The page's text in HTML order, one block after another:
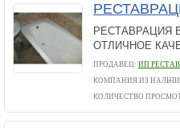
РЕСТАВРАЦИЯ
ОТЛИЧНОЕ
ПРОДАВЕЦ: ИП
КОМПАНИЯ ИЗ
КОЛИЧЕСТВО